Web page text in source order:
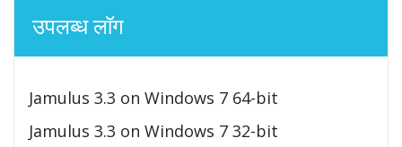
उपलब्ध लॉग
Jamulus 3.3 on Windows 7 64-bit
Jamulus 3.3 on Windows 7 32-bit